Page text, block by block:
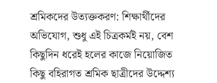
শ্রমিকদের উত্যক্তকরণ: শিক্ষার্থীদের
অভিযোগ, শুধু এই চিত্রকর্মই নয়, বেশ
কিছুদিন ধরেই হলের কাজে নিয়োজিত
কিছু বহিরাগত শ্রমিক ছাত্রীদের উদ্দেশ্য